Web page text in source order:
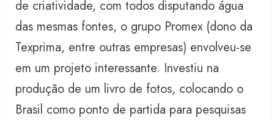
de criatividade, com todos disputando água
das mesmas fontes, o grupo Promex (dono da
Texprima, entre outras empresas) envolveu-se
em um projeto interessante. Investiu na
produção de um livro de fotos, colocando o
Brasil como ponto de partida para pesquisas